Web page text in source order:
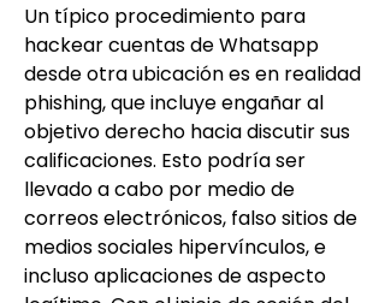
Un típico procedimiento para
hackear cuentas de Whatsapp
desde otra ubicación es en realidad
phishing, que incluye engañar al
objetivo derecho hacia discutir sus
calificaciones. Esto podría ser
llevado a cabo por medio de
correos electrónicos, falso sitios de
medios sociales hipervínculos, e
incluso aplicaciones de aspecto